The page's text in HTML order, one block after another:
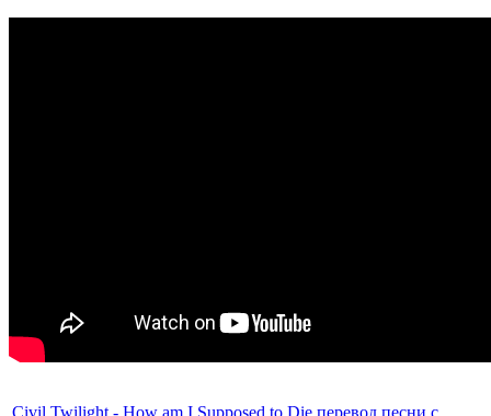
Civil Twilight - How am I Supposed to Die перевод песни с